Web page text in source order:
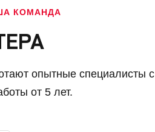
КОМАНДА
опытные специалисты с
от 5 лет.